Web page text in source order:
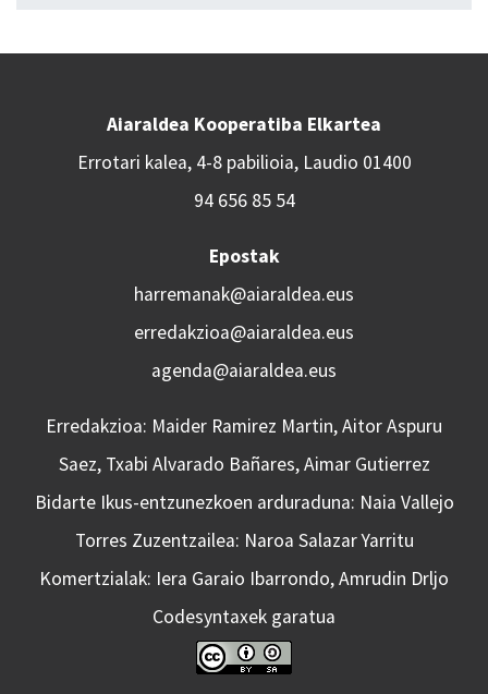
Aiaraldea Kooperatiba Elkartea
Errotari kalea, 4-8 pabilioia, Laudio 01400
94 656 85 54
Epostak
harremanak@aiaraldea.eus
erredakzioa@aiaraldea.eus
agenda@aiaraldea.eus
Erredakzioa: Maider Ramirez Martin, Aitor Aspuru
Saez, Txabi Alvarado Bañares, Aimar Gutierrez
Bidarte Ikus-entzunezkoen arduraduna: Naia Vallejo
Torres Zuzentzailea: Naroa Salazar Yarritu
Komertzialak: Iera Garaio Ibarrondo, Amrudin Drljo
Codesyntaxek garatua